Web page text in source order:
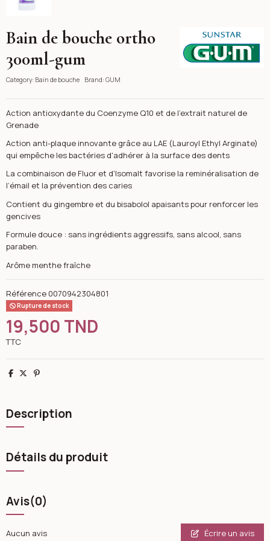
Bain de bouche ortho
300ml-gum
Category: Bain de bouche Brand: GUM
Action antioxydante du Coenzyme Q10 et de l'extrait naturel de
Grenade
Action anti-plaque innovante grâce au LAE (Lauroyl Ethyl Arginate)
qui empêche les bactéries d'adhérer à la surface des dents
La combinaison de Fluor et d'Isomalt favorise la reminéralisation de
l’émail et la prévention des caries
Contient du gingembre et du bisabolol apaisants pour renforcer les
gencives
Formule douce : sans ingrédients aggressifs, sans alcool, sans
paraben.
Arôme menthe fraîche
Référence 0070942304801
Rupture de stock
19,500 TND
TTC
Partager
TweetPinterest
Description
Détails du produit
Avis(0)
Aucun avis Écrire un avis